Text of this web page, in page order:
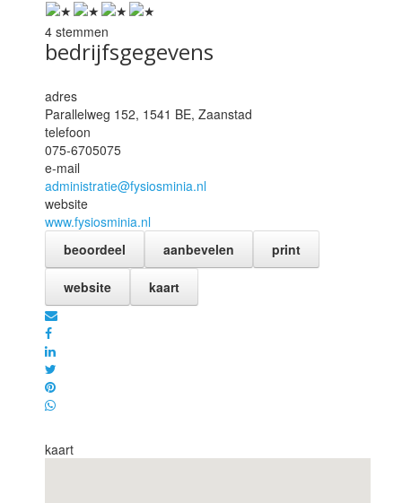
4 stemmen
bedrijfsgegevens
adres
Parallelweg 152, 1541 BE, Zaanstad
telefoon
075-6705075
e-mail
administratie@fysiosminia.nl
website
www.fysiosminia.nl
beoordeel
aanbevelen print
website kaart
kaart